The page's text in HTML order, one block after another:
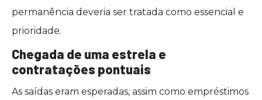
permanência deveria ser tratada como essencial e
prioridade.
Chegada de uma estrela e
contratações pontuais
As saídas eram esperadas, assim como empréstimos